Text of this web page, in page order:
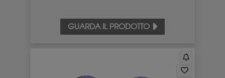
GUARDA IL PRODOTTO